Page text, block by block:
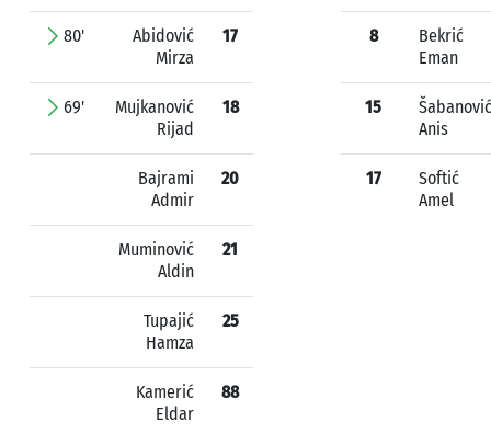
80'
Abidović
Mirza
17
69'
Mujkanović
Rijad
18
Bajrami
Admir
20
Muminović
Aldin
21
Tupajić
Hamza
25
Kamerić
Eldar
88
8
Bekrić
Eman
15
Šabanović
Anis
17
Softić
Amel